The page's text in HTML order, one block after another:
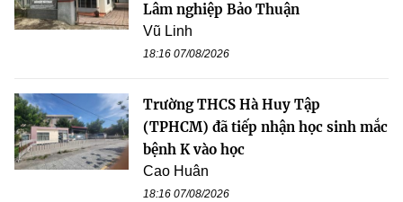
Lâm nghiệp Bảo Thuận
Vũ Linh
18:16 07/08/2026
Trường THCS Hà Huy Tập
(TPHCM) đã tiếp nhận học sinh mắc
bệnh K vào học
Cao Huân
18:16 07/08/2026